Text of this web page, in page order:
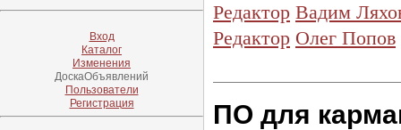
Вход
Каталог
Изменения
ДоскаОбъявлений
Пользователи
Регистрация
Редактор Вадим
Редактор Олег Попов
ПО для